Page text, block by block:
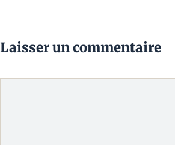
Laisser un commentaire